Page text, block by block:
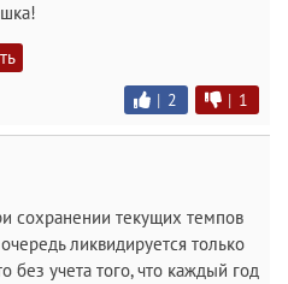
| 2 | 1
сохранении текущих темпов
ликвидируется только
без учета того, что каждый год